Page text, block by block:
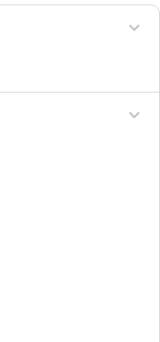
expand_more
expand_more